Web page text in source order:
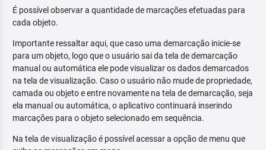
É possível observar a quantidade de marcações efetuadas para
cada objeto.
Importante ressaltar aqui, que caso uma demarcação inicie-se
para um objeto, logo que o usuário sai da tela de demarcação
manual ou automática ele pode visualizar os dados demarcados
na tela de visualização. Caso o usuário não mude de propriedade,
camada ou objeto e entre novamente na tela de demarcação, seja
ela manual ou automática, o aplicativo continuará inserindo
marcações para o objeto selecionado em sequência.
Na tela de visualização é possível acessar a opção de menu que